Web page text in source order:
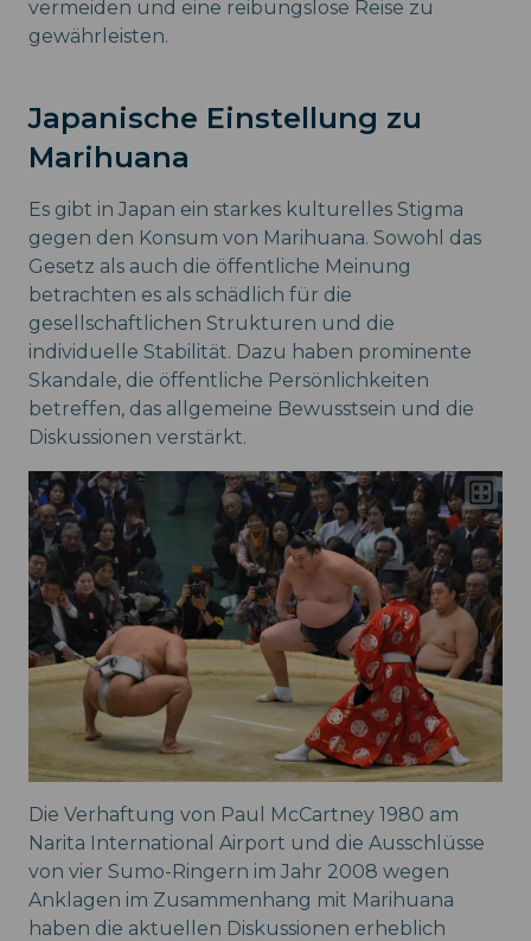
vermeiden und eine reibungslose Reise zu
gewährleisten.
Japanische Einstellung zu
Marihuana
Es gibt in Japan ein starkes kulturelles Stigma
gegen den Konsum von Marihuana. Sowohl das
Gesetz als auch die öffentliche Meinung
betrachten es als schädlich für die
gesellschaftlichen Strukturen und die
individuelle Stabilität. Dazu haben prominente
Skandale, die öffentliche Persönlichkeiten
betreffen, das allgemeine Bewusstsein und die
Diskussionen verstärkt.
Die Verhaftung von Paul McCartney 1980 am
Narita International Airport und die Ausschlüsse
von vier Sumo-Ringern im Jahr 2008 wegen
Anklagen im Zusammenhang mit Marihuana
haben die aktuellen Diskussionen erheblich